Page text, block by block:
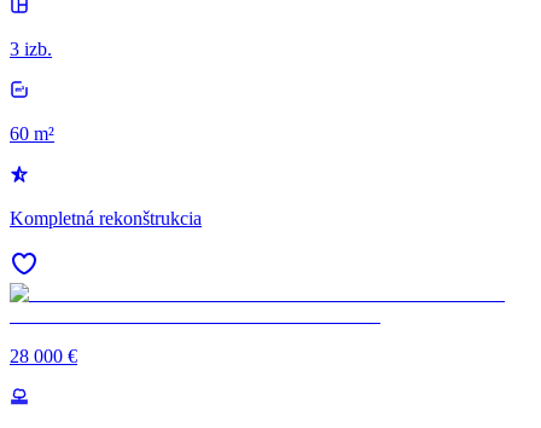
3 izb.
60 m²
Kompletná rekonštrukcia
28 000 €